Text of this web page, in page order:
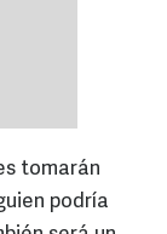
tomarán
podría